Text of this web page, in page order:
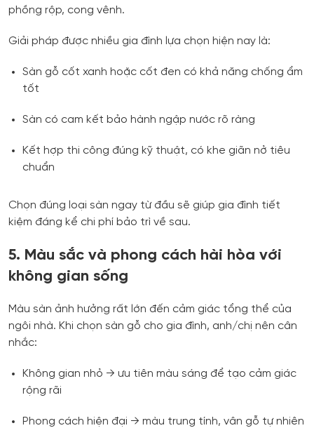
phồng rộp, cong vênh.
Giải pháp được nhiều gia đình lựa chọn hiện nay là:
Sàn gỗ cốt xanh hoặc cốt đen có khả năng chống ẩm
tốt
Sàn có cam kết bảo hành ngập nước rõ ràng
Kết hợp thi công đúng kỹ thuật, có khe giãn nở tiêu
chuẩn
Chọn đúng loại sàn ngay từ đầu sẽ giúp gia đình tiết
kiệm đáng kể chi phí bảo trì về sau.
5. Màu sắc và phong cách hài hòa với
không gian sống
Màu sàn ảnh hưởng rất lớn đến cảm giác tổng thể của
ngôi nhà. Khi chọn sàn gỗ cho gia đình, anh/chị nên cân
nhắc:
Không gian nhỏ → ưu tiên màu sáng để tạo cảm giác
rộng rãi
Phong cách hiện đại → màu trung tính, vân gỗ tự nhiên